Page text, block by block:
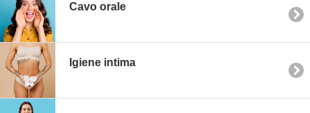
Cavo orale
Igiene intima